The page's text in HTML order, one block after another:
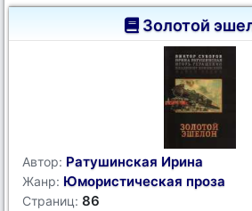
Золотой
Автор: Ратушинская Ирина
Жанр: Юмористическая проза
Страниц: 86